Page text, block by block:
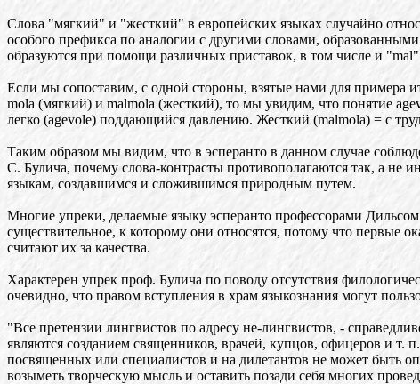
Слова "мягкий" и "жесткий" в европейских языках случайно
особого префикса по аналогии с другими словами,
образуются при помощи различных приставок, в том числе и
Если мы сопоставим, с одной стороны, взятые нами для примера
mola (мягкий) и malmola (жесткий), то мы увидим, что понятие
легко (agevole) поддающийся давлению. Жесткий (malmola) = с
Таким образом мы видим, что в эсперанто в данном случае
С. Булича, почему слова-контрасты противополагаются так, а не
языкам, создавшимся и сложившимся природным путем.
Многие упреки, делаемые языку эсперанто профессорами
существительное, к которому они относятся, потому что первые
считают их за качества.
Характерен упрек проф. Булича по поводу отсутствия
очевидно, что правом вступления в храм языкознания могут
"Все претензии лингвистов по адресу не-лингвистов, -
являются созданием священников, врачей, купцов, офицеров и
посвященных или специалистов и на дилетантов не может быть
возыметь творческую мысль и оставить позади себя многих